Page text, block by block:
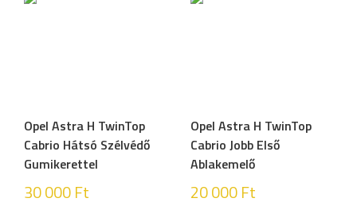
Opel Astra H TwinTop
Cabrio Hátsó Szélvédő
Gumikerettel
30 000Ft
Opel Astra H TwinTop
Cabrio Jobb Első
Ablakemelő
20 000Ft